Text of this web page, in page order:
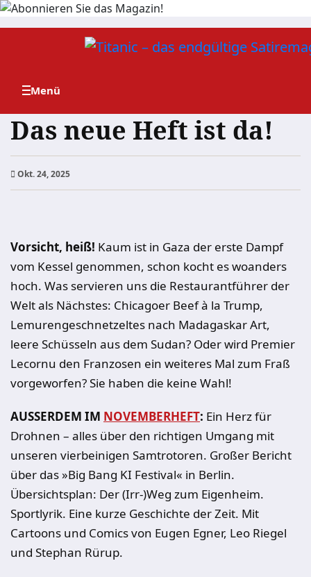
Zum
Das neue Heft ist da!
Okt. 24, 2025
Vorsicht, heiß! Kaum ist in Gaza der erste Dampf
vom Kessel genommen, schon kocht es woanders
hoch. Was servieren uns die Restaurantführer der
Welt als Nächstes: Chicagoer Beef à la Trump,
Lemurengeschnetzeltes nach Madagaskar Art,
leere Schüsseln aus dem Sudan? Oder wird Premier
Lecornu den Franzosen ein weiteres Mal zum Fraß
vorgeworfen? Sie haben die keine Wahl!
AUSSERDEM IM NOVEMBERHEFT: Ein Herz für
Drohnen – alles über den richtigen Umgang mit
unseren vierbeinigen Samtrotoren. Großer Bericht
über das »Big Bang KI Festival« in Berlin.
Übersichtsplan: Der (Irr-)Weg zum Eigenheim.
Sportlyrik. Eine kurze Geschichte der Zeit. Mit
Cartoons und Comics von Eugen Egner, Leo Riegel
und Stephan Rürup.